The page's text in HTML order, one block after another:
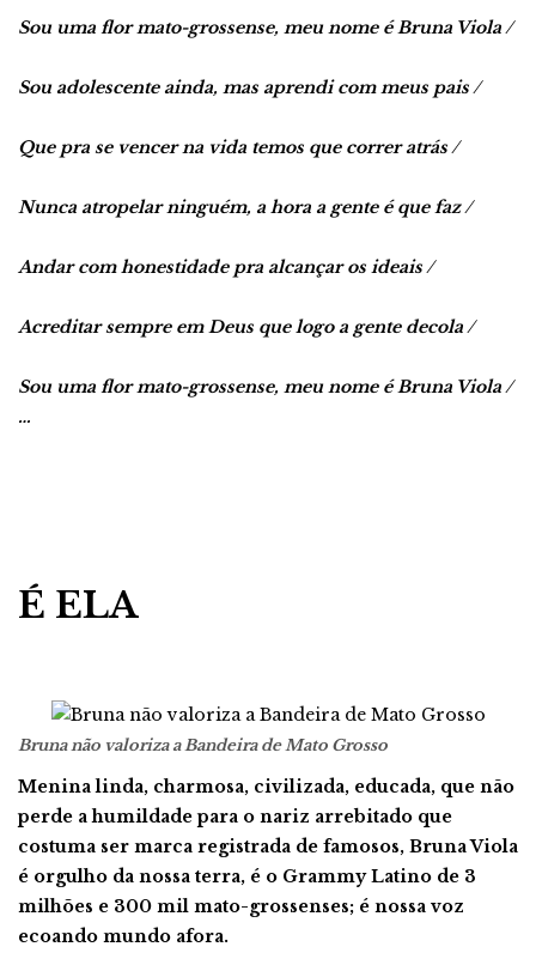
Sou uma flor mato-grossense, meu nome é Bruna Viola /
Sou adolescente ainda, mas aprendi com meus pais /
Que pra se vencer na vida temos que correr atrás /
Nunca atropelar ninguém, a hora a gente é que faz /
Andar com honestidade pra alcançar os ideais /
Acreditar sempre em Deus que logo a gente decola /
Sou uma flor mato-grossense, meu nome é Bruna Viola /
…
É ELA
Bruna não valoriza a Bandeira de Mato Grosso
Menina linda, charmosa, civilizada, educada, que não
perde a humildade para o nariz arrebitado que
costuma ser marca registrada de famosos, Bruna Viola
é orgulho da nossa terra, é o Grammy Latino de 3
milhões e 300 mil mato-grossenses; é nossa voz
ecoando mundo afora.